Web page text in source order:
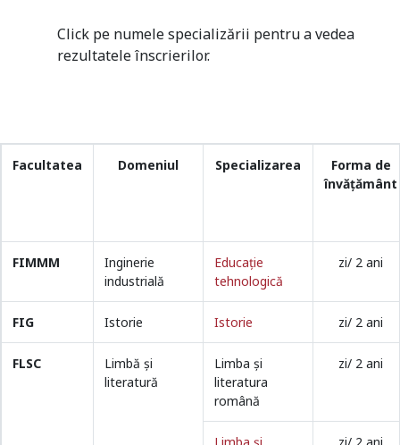
Click pe numele specializării pentru a vedea
rezultatele înscrierilor.
Facultatea Domeniul Specializarea
Forma de
învățământ
FIMMM
Inginerie
industrială
Educaţie
tehnologică
zi/ 2 ani
FIG Istorie Istorie zi/ 2 ani
FLSC
Limbă şi
literatură
Limba şi
literatura
română
zi/ 2 ani